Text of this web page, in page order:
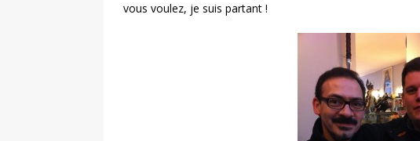
vous voulez, je suis partant !